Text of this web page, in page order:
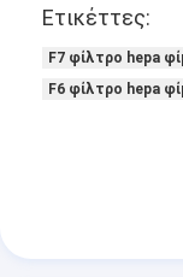
Ειδήσεις
Ετικέττες:
F7 φίλτρο hepa
F6 φίλτρο hepa